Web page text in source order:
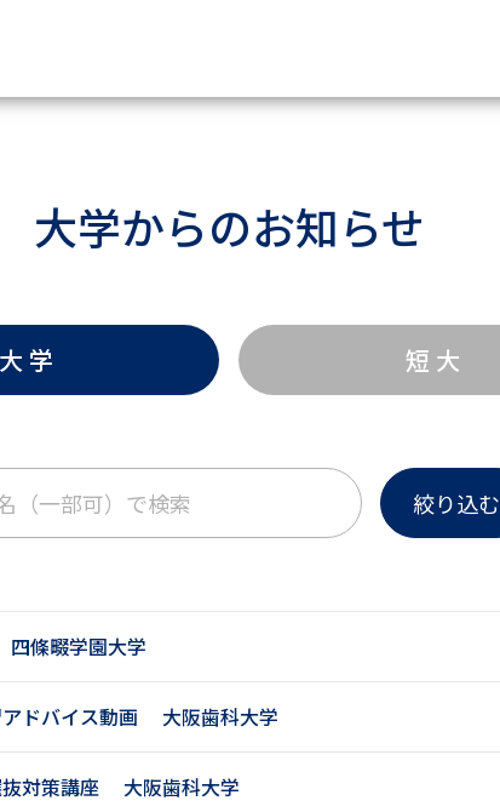
大学・短大の資料種類から請求
総合型選抜・学校推薦型選抜 募集要項＆
大学入学共通テスト利用選抜の募集要項
専門学校の資料請求 大学院の資料請求
高等学校（情報）教員資格認定試験
大学からのお知らせ
大 学 短 大
絞り込む
四條畷学園大学
ドバイス動画 大阪歯科大学
対策講座 大阪歯科大学